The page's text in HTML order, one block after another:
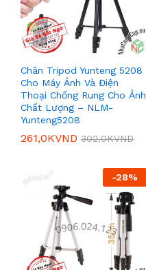
Chân Tripod Yunteng 5208
Cho Máy Ảnh Và Điện
Thoại Chống Rung Cho Ảnh
Chất Lượng – NLM-
Yunteng5208
261,0KVND 302,0KVND
-28%